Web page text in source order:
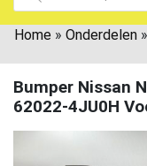
Home » Onderdelen »
Bumper Nissan
62022-4JU0H